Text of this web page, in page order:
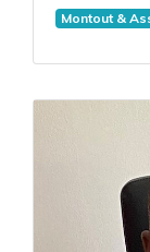
Montout &